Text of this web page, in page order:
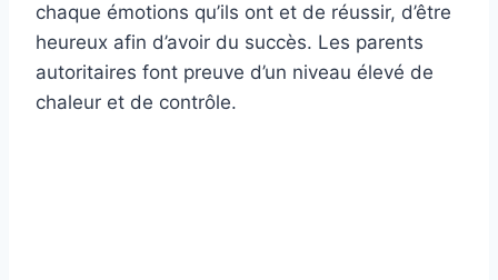
chaque émotions qu’ils ont et de réussir, d’être
heureux afin d’avoir du succès. Les parents
autoritaires font preuve d’un niveau élevé de
chaleur et de contrôle.